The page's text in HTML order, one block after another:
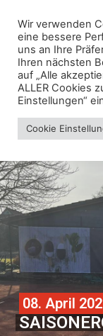
08. April
Wir verwenden
eine bessere
uns an Ihre
Ihren nächsten
auf „Alle
ALLER Cookies
Einstellungen“
Cookie